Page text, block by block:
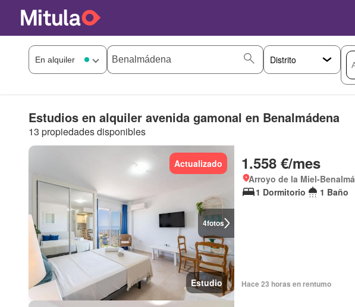
Estudios en alquiler avenida gamonal en Benalmádena
13 propiedades disponibles
4fotos
Actualizado
Estudio
1.558 €/mes
Arroyo de la Miel-
1 Dormitorio
1 Baño
Hace 23 horas en rentumo